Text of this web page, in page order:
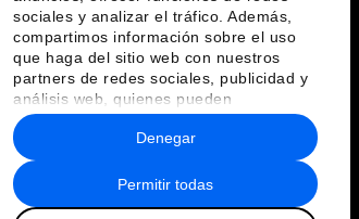
sociales y analizar el tráfico. Además,
compartimos información sobre el uso
que haga del sitio web con nuestros
partners de redes sociales, publicidad y
análisis web, quienes pueden
combinarla con otra información que les
haya proporcionado o que hayan
recopilado a partir del uso que haya
hecho de sus servicios.
Permitir todas
Denegar